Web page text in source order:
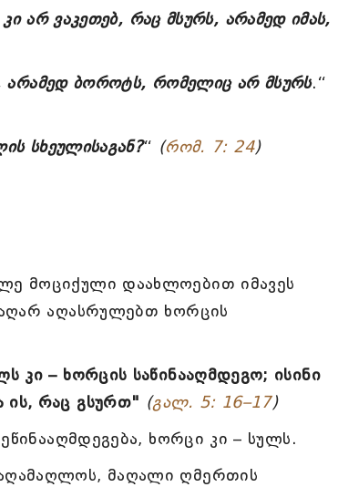
არ ვაკეთებ, რაც მსურს, არამედ იმას,
არამედ ბოროტს, რომელიც არ მსურს.“
სხეულისაგან?“ (რომ. 7: 24)
მოციქული დაახლოებით იმავეს
აღასრულებთ ხორცის
კი – ხორცის საწინააღმდეგო; ისინი
ის, რაც გსურთ" (გალ. 5: 16–17)
ხორცი კი – სულს.
მაღალი ღმერთის